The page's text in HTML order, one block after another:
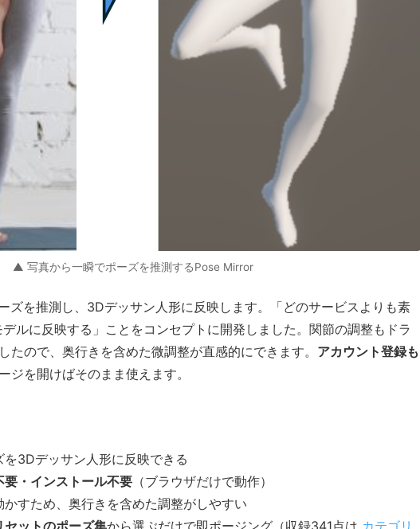
▲ 写真から一瞬でポーズを推測するPose Mirror
ズを推測し、3Dデッサン人形に反映します。「どのサービスよりも素
ルに反映する」ことをコンセプトに開発しました。関節の調整もドラ
たので、奥行きを含めた微調整が直感的にできます。 アカウント登録も
ジを開けばそのまま使えます。
3Dデッサン人形に反映できる
・インストール不要 （ブラウザだけで動作）
すため、奥行きを含めた調整がしやすい